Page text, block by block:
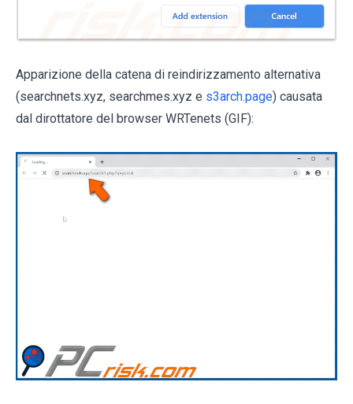
Apparizione della catena di reindirizzamento alternativa
(searchnets.xyz, searchmes.xyz e s3arch.page) causata
dal dirottatore del browser WRTenets (GIF):